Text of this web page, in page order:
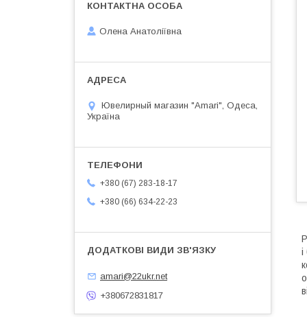
Олена Анатоліївна
Ювелирный магазин "Amari", Одеса,
Україна
+380 (67) 283-18-17
+380 (66) 634-22-23
amari@22ukr.net
+380672831817